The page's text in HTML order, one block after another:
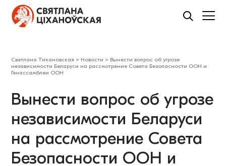
Светлана Тихановская > Новости > ​Вынести вопрос об угрозе
независимости Беларуси на рассмотрение Совета Безопасности ООН и
Генассамблеи ООН
​Вынести вопрос об угрозе
независимости Беларуси
на рассмотрение Совета
Безопасности ООН и